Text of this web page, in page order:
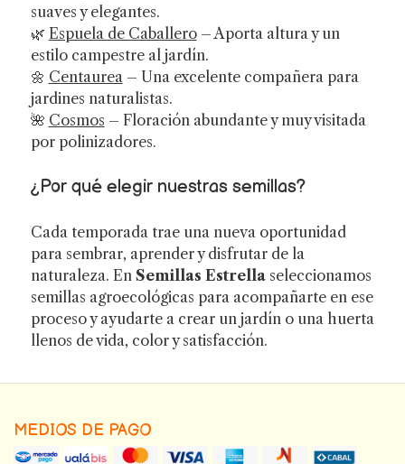
suaves y elegantes.
🌿 Espuela de Caballero– Aporta altura y un
estilo campestre al jardín.
🌼 Centaurea – Una excelente compañera para
jardines naturalistas.
🌺 Cosmos – Floración abundante y muy visitada
por polinizadores.
¿Por qué elegir nuestras semillas?
Cada temporada trae una nueva oportunidad
para sembrar, aprender y disfrutar de la
naturaleza. En Semillas Estrellaseleccionamos
semillas agroecológicas para acompañarte en ese
proceso y ayudarte a crear un jardín o una huerta
llenos de vida, color y satisfacción.
MEDIOS DE PAGO